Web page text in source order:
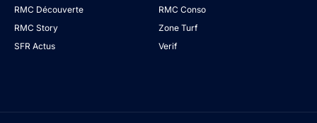
RMC Découverte
RMC Conso
RMC Story
Zone Turf
SFR Actus
Verif